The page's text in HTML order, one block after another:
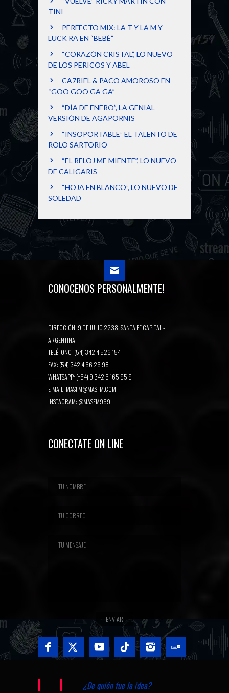
TINI
PERFECTO MIX: LA T Y LA M Y
LUCK RA EN “BEBÉ”
“CORAZÓN CRISTAL”, LO NUEVO
DE LOS PERICOS Y ABEL
CA7RIEL & PACO AMOROSO EN
“GOO GOO GA GA”
“DÍA DE ENERO”, LA GENIAL
VERSIÓN DE AGAPORNIS
“INSOPORTABLE” EL TALENTO DE
ROLO SARTORIO
“EL RELOJ ME MIENTE”, LO NUEVO
DE CALIGARIS
“HOJA EN BLANCO”, LO NUEVO DE
SOLEDAD
CONOCENOS PERSONALMENTE!
DIRECCIÓN: 9 DE JULIO 2238, SANTA FE CAPITAL -
ARGENTINA
TELÉFONO: (54) 342 4 526 154
FAX: (54) 342 4 56 26 98
WHATSAPP: (+54) 9 342 5 165 95 9
E-MAIL: MASFM@MASFM.COM
INSTAGRAM: @MASFM959
CONECTATE ON LINE
¿De quién fue la idea?